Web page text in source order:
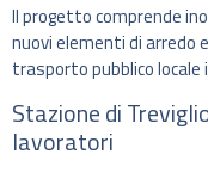
Il progetto comprende
nuovi elementi di arredo
trasporto pubblico locale
Stazione di
lavoratori